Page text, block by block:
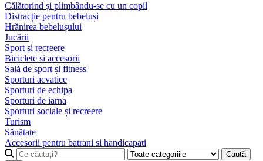
Călătorind și plimbându-se cu un copil
Distracție pentru bebeluși
Hrănirea bebelușului
Jucării
Sport și recreere
Biciclete si accesorii
Sală de sport și fitness
Sporturi acvatice
Sporturi de echipa
Sporturi de iarna
Sporturi sociale și recreere
Turism
Sănătate
Accesorii pentru batrani si handicapati
Caută